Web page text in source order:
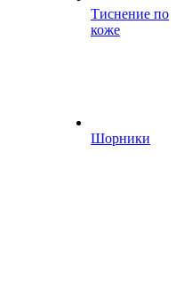
Тиснение по
коже
Шорники